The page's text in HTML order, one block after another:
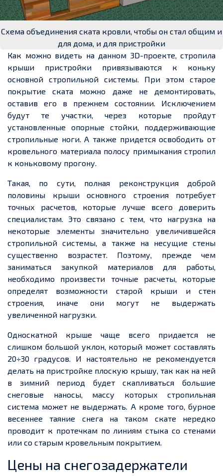
Схема объединения ската кровли, чтобы он стал общим и
для дома, и для пристройки
Как можно видеть на данном 3D-проекте, стропила
крыши пристройки привязываются к коньку
основной стропильной системы. При этом старое
покрытие ската можно даже не демонтировать,
оставив его в прежнем состоянии. Исключением
будут те участки, через которые пройдут
установленные опорные стойки, поддерживающие
стропильные ноги. А также придетсяосвободить от
кровельного материала полосу примыкания стропил
к коньковому прогону.
Такая, по сути, полная реконструкция доброй
половины крыши основного строения потребует
точных расчетов , которые лучше всего доверить
специалистам. Это связано с тем, что нагрузка на
некоторые элементы значительно увеличившейся
стропильной системы, а также на несущие стены
существенно возрастет. Поэтому , прежде чем
заниматься закупкой материалов для работы,
необходимо произвести точные расчеты, которые
определят возможности старой крыши и стен
строения, иначе они могут не выдержать
увеличенной нагрузки.
Односкатной крыше чаще всего придается не
слишком большой уклон, который может составлять
20÷30 градусов. И настоятельно не рекомендуется
делать на пристройке плоскую крышу, так как на ней
в зимний период будетскапливаться большие
снеговые наносы, массу которых стропильная
система может не выдержать. А кроме того , бурное
весеннее таяние снега на таком скате нередко
проводит к протечкам по линиям стыка со стенами
или со старым кровельным покрытием.
Цены на снегозадержатели